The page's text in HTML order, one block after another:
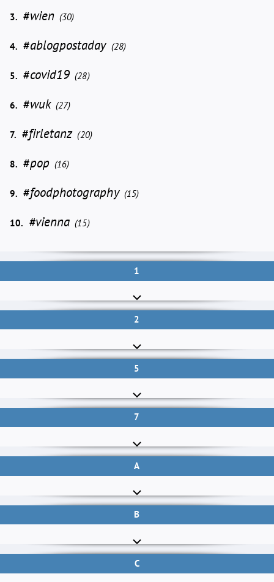
3. #wien (30)
4. #ablogpostaday (28)
5. #covid19 (28)
6. #wuk (27)
7. #firletanz (20)
8. #pop (16)
9. #foodphotography (15)
10. #vienna (15)
1
2
5
7
A
B
C